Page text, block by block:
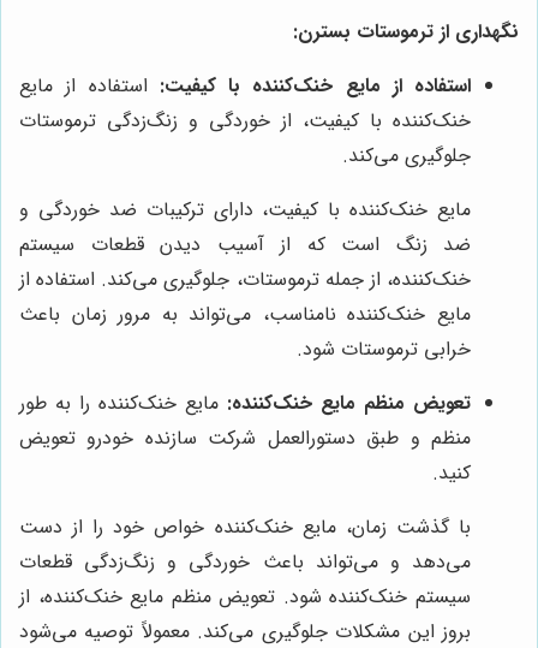
نگهداری از ترموستات بسترن:
استفاده از مایع خنک‌کننده با کیفیت: استفاده از مایع
خنک‌کننده با کیفیت، از خوردگی و زنگ‌زدگی ترموستات
جلوگیری می‌کند.
مایع خنک‌کننده با کیفیت، دارای ترکیبات ضد خوردگی و
ضد زنگ است که از آسیب دیدن قطعات سیستم
خنک‌کننده، از جمله ترموستات، جلوگیری می‌کند. استفاده از
مایع خنک‌کننده نامناسب، می‌تواند به مرور زمان باعث
خرابی ترموستات شود.
تعویض منظم مایع خنک‌کننده: مایع خنک‌کننده را به طور
منظم و طبق دستورالعمل شرکت سازنده خودرو تعویض
کنید.
با گذشت زمان، مایع خنک‌کننده خواص خود را از دست
می‌دهد و می‌تواند باعث خوردگی و زنگ‌زدگی قطعات
سیستم خنک‌کننده شود. تعویض منظم مایع خنک‌کننده، از
بروز این مشکلات جلوگیری می‌کند. معمولاً توصیه می‌شود